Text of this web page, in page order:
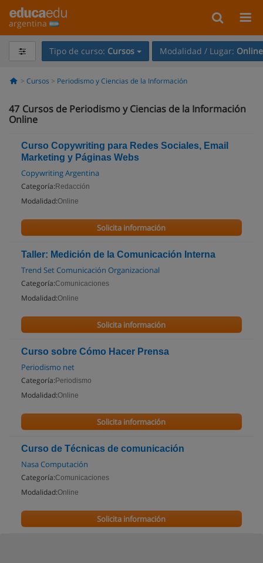
argentina
Tipo de curso: Cursos Modalidad / Lugar: Online
Cursos Periodismo y Ciencias de la Información
47 Cursos de Periodismo y Ciencias de la Información
Online
Curso Copywriting para Redes Sociales, Email
Marketing y Páginas Webs
Copywriting Argentina
Categoría: Redacción
Modalidad:Online
Solicita información
Taller: Medición de la Comunicación Interna
Trend Set Comunicación Organizacional
Categoría:Comunicaciones
Modalidad:Online
Solicita información
Curso sobre Cómo Hacer Prensa
Periodismo net
Categoría: Periodismo
Modalidad:Online
Solicita información
Curso de Técnicas de comunicación
Nasa Computación
Categoría:Comunicaciones
Modalidad:Online
Solicita información